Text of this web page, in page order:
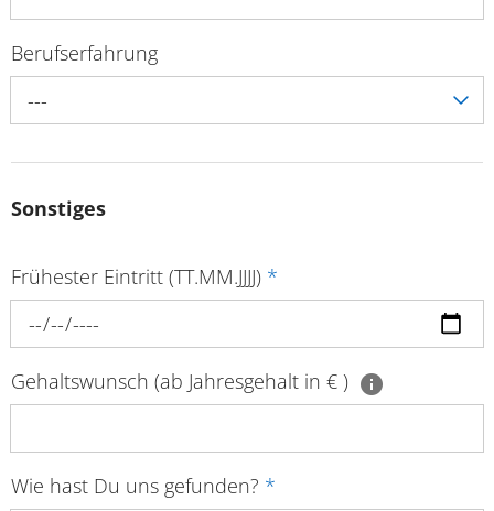
Berufserfahrung
---
Sonstiges
Frühester Eintritt (TT.MM.JJJJ) *
Gehaltswunsch (ab Jahresgehalt in € )
Wie hast Du uns gefunden? *